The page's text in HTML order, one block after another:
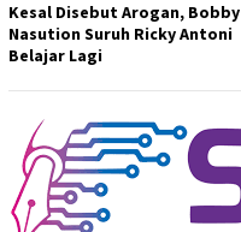
Kesal Disebut Arogan, Bobby
Nasution Suruh Ricky Antoni
Belajar Lagi